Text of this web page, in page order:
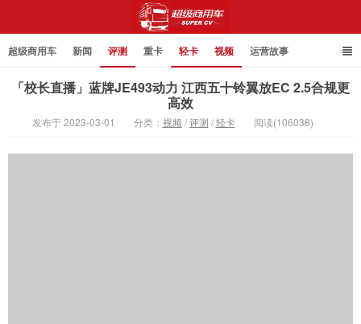
超级商用车
超级商用车 新闻 评测 重卡 轻卡 视频 运营故事
「校长直播」蓝牌JE493动力 江西五十铃翼放EC 2.5合规更
高效
发布于 2023-03-01 分类： 视频 /评测 /轻卡 阅读(106038)